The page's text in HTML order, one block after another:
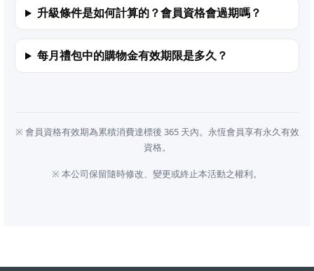
升級條件是如何計算的？會員資格會過期嗎？
每月禮包中的購物金有效期限是多久？
※ 會員資格有效期為累積消費達標後 365 天內。永恆會員享有永久有效
資格。
※ 本公司保留隨時修改、變更或終止本活動之權利。